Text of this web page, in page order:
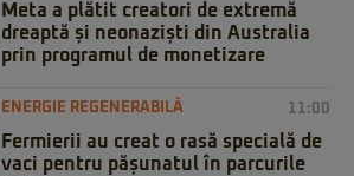
Meta a plătit creatori de extremă
dreaptă și neonaziști din Australia
prin programul de monetizare
ENERGIE REGENERABILĂ 11:00
Fermierii au creat o rasă specială de
vaci pentru pășunatul în parcurile